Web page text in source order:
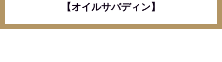
【オイルサバディン】